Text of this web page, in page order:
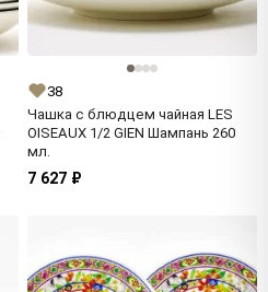
38
Чашка с блюдцем чайная LES
OISEAUX 1/2 GIEN Шампань 260
мл.
7 627 ₽